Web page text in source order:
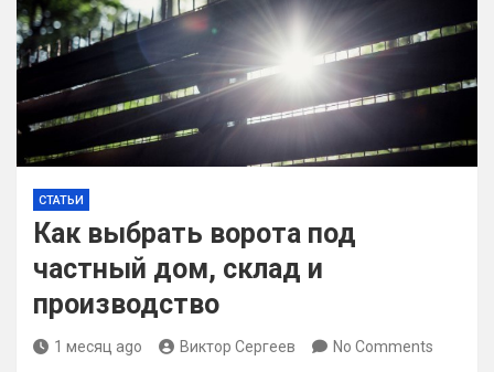
СТАТЬИ
Как выбрать ворота под
частный дом, склад и
производство
1 месяц ago Виктор Сергеев No Comments